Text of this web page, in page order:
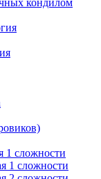
кондилом
1 сложности
1 сложности